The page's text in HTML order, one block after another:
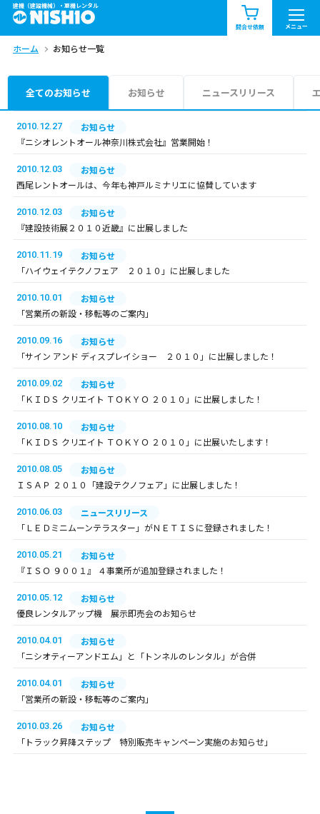
建機（建設機械）・重機レンタル
問合せ依頼 メニュー
商品一覧 お知らせ一覧
問合せ依頼リスト
エリア情報を見る
ホーム お知らせ一覧
全てのお知らせ お知らせ ニュースリリース
2010.12.27
お知らせ
『ニシオレントオール神奈川株式会社』営業開始！
2010.12.03
お知らせ
西尾レントオールは、今年も神戸ルミナリエに協賛しています
2010.12.03
お知らせ
『建設技術展２０１０近畿』に出展しました
2010.11.19
お知らせ
「ハイウェイテクノフェア ２０１０」に出展しました
2010.10.01
お知らせ
「営業所の新設・移転等のご案内」
2010.09.16
お知らせ
「サイン アンド ディスプレイショー ２０１０」に出展しました！
2010.09.02
お知らせ
「ＫＩＤＳ クリエイト ＴＯＫＹＯ ２０１０」に出展しました！
2010.08.10
お知らせ
「ＫＩＤＳ クリエイト ＴＯＫＹＯ ２０１０」に出展いたします！
2010.08.05
お知らせ
ＩＳＡＰ ２０１０「建設テクノフェア」に出展しました！
2010.06.03
ニュースリリース
「ＬＥＤミニムーンテラスター」がＮＥＴＩＳに登録されました！
2010.05.21
お知らせ
『ＩＳＯ ９００１』 ４事業所が追加登録されました！
2010.05.12
お知らせ
優良レンタルアップ機 展示即売会のお知らせ
2010.04.01
お知らせ
「ニシオティーアンドエム」と「トンネルのレンタル」が合併
2010.04.01
お知らせ
「営業所の新設・移転等のご案内」
2010.03.26
お知らせ
「トラック昇降ステップ 特別販売キャンペーン実施のお知らせ」